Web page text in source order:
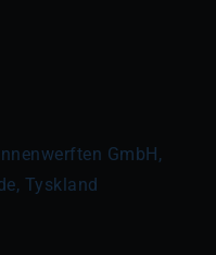
GmbH,
Tyskland